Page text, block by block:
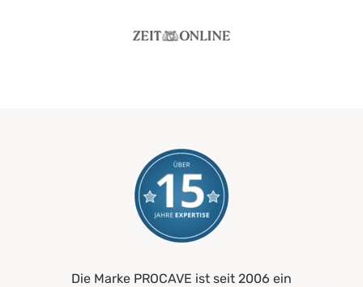
Die Marke PROCAVE ist seit 2006 ein